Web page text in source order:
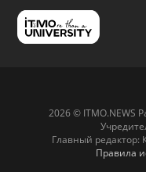
2026 © ITMO.NEWS
Главный редактор:
Правила